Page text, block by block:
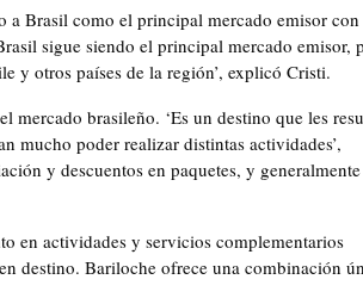
Brasil como el principal mercado emisor
sigue siendo el principal mercado emisor,
y otros países de la región’, explicó Cristi.
mercado brasileño. ‘Es un destino que les
mucho poder realizar distintas actividades’,
y descuentos en paquetes, y generalmente
en actividades y servicios complementarios
destino. Bariloche ofrece una combinación